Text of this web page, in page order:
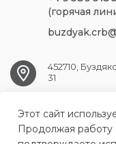
(горячая
452710,
31
Этот сайт
Продолжая работу